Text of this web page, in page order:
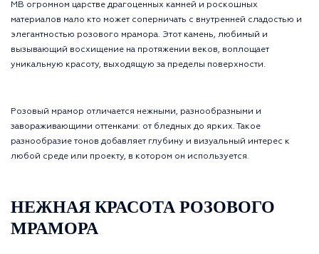
МВ огромном царстве драгоценных камней и роскошных
материалов мало кто может соперничать с внутренней сладостью и
элегантностью розового мрамора. Этот камень, любимый и
вызывающий восхищение на протяжении веков, воплощает
уникальную красоту, выходящую за пределы поверхности.
Розовый мрамор отличается нежными, разнообразными и
завораживающими оттенками: от бледных до ярких. Такое
разнообразие тонов добавляет глубину и визуальный интерес к
любой среде или проекту, в котором он используется.
НЕЖНАЯ КРАСОТА РОЗОВОГО
МРАМОРА